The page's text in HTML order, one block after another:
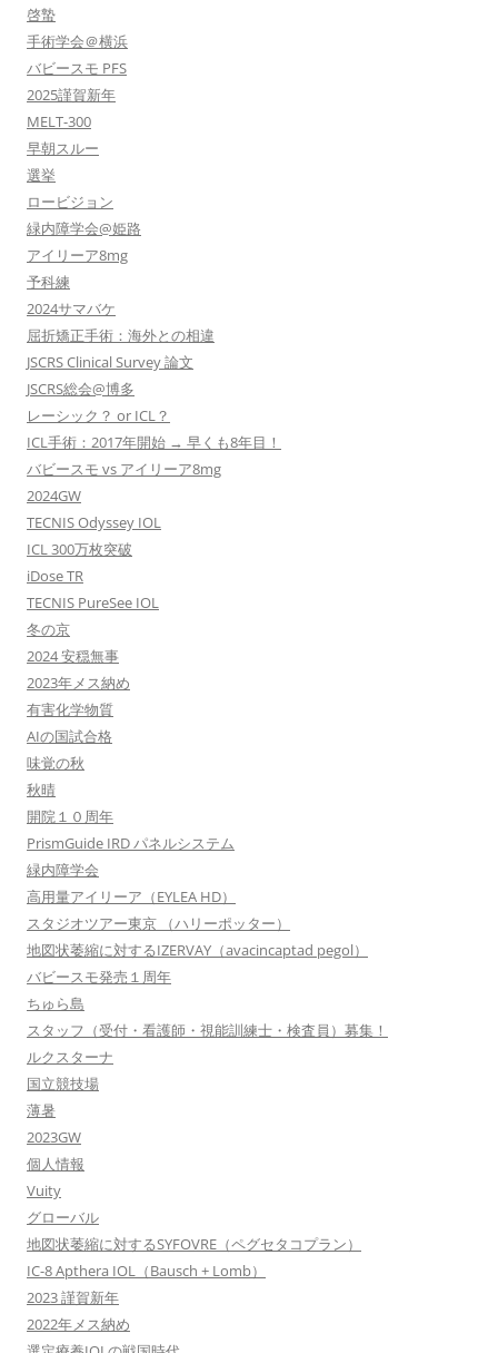
啓蟄
手術学会＠横浜
バビースモ PFS
2025謹賀新年
MELT-300
早朝スルー
選挙
ロービジョン
緑内障学会@姫路
アイリーア8mg
予科練
2024サマバケ
屈折矯正手術：海外との相違
JSCRS Clinical Survey 論文
JSCRS総会@博多
レーシック？ or ICL？
ICL手術：2017年開始 → 早くも8年目！
バビースモ vs アイリーア8mg
2024GW
TECNIS Odyssey IOL
ICL 300万枚突破
iDose TR
TECNIS PureSee IOL
冬の京
2024 安穏無事
2023年メス納め
有害化学物質
AIの国試合格
味覚の秋
秋晴
開院１０周年
PrismGuide IRD パネルシステム
緑内障学会
高用量アイリーア（EYLEA HD）
スタジオツアー東京 （ハリーポッター）
地図状萎縮に対するIZERVAY（avacincaptad pegol）
バビースモ発売１周年
ちゅら島
スタッフ（受付・看護師・視能訓練士・検査員）募集！
ルクスターナ
国立競技場
薄暑
2023GW
個人情報
Vuity
グローバル
地図状萎縮に対するSYFOVRE（ペグセタコプラン）
IC-8 Apthera IOL（Bausch + Lomb）
2023 謹賀新年
2022年メス納め